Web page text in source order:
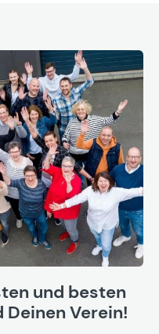
und besten
Verein!